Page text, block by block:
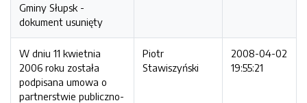
Gminy Słupsk -
dokument usunięty
W dniu 11 kwietnia
2006 roku została
podpisana umowa o
partnerstwie publiczno-
Piotr
Stawiszyński
2008-04-02
19:55:21